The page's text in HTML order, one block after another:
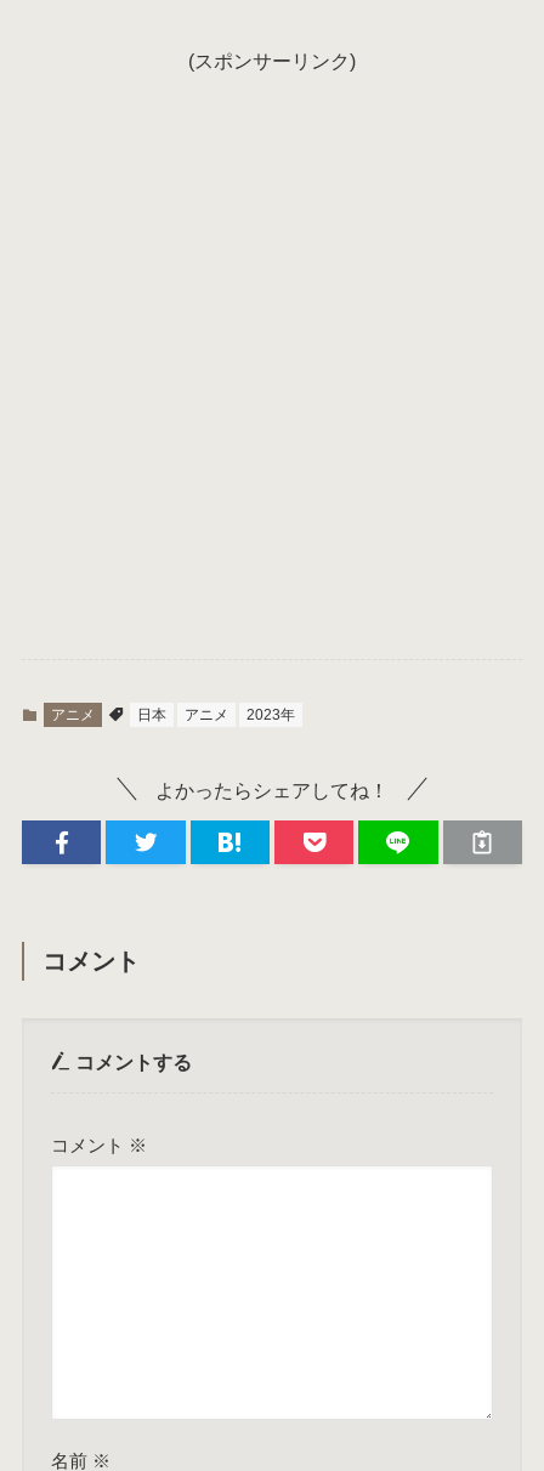
(スポンサーリンク)
アニメ 日本 アニメ 2023年
よかったらシェアしてね！
コメント
コメントする
コメント ※
名前 ※